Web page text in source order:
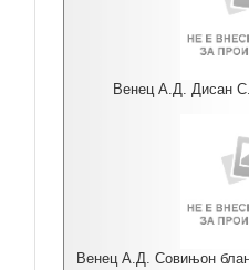
Венец А.Д. Дисан
Венец А.Д. Совињон